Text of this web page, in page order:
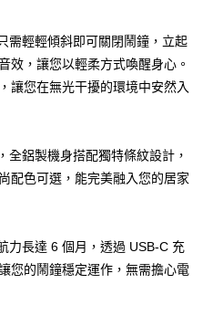
上)免運費
)免運費
需輕輕傾斜即可關閉鬧鐘，立起
效，讓您以輕柔方式喚醒身心。
讓您在無光干擾的環境中安然入
全鋁製機身搭配獨特條紋設計，
配色可選，能完美融入您的居家
力長達 6 個月，透過 USB-C 充
您的鬧鐘穩定運作，無需擔心電